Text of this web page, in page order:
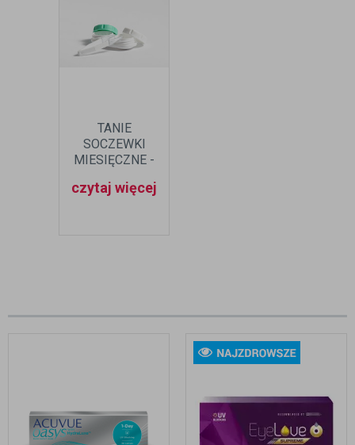
TANIE
SOCZEWKI
MIESIĘCZNE -
czytaj więcej